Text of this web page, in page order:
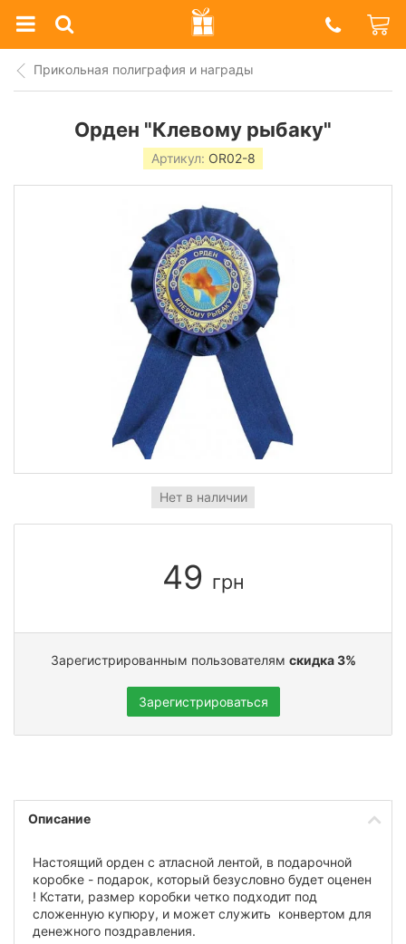
Prazdnik
Shop
Прикольная полиграфия и награды
Орден "Клевому рыбаку"
Артикул: OR02-8
Нет в наличии
49 грн
Зарегистрированным пользователям скидка 3%
Зарегистрироваться
Описание
Настоящий орден с атласной лентой, в подарочной
коробке - подарок, который безусловно будет оценен
! Кстати, размер коробки четко подходит под
сложенную купюру, и может служить конвертом для
денежного поздравления.